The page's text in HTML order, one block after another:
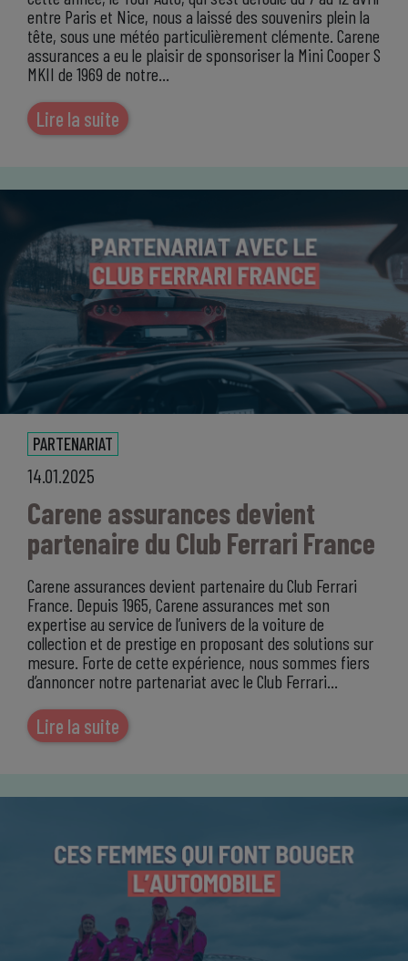
entre Paris et Nice, nous a laissé des souvenirs plein la
tête, sous une météo particulièrement clémente. Carene
assurances a eu le plaisir de sponsoriser la Mini Cooper S
MKII de 1969 de notre…
Lire la suite
PARTENARIAT
14.01.2025
Carene assurances devient
partenaire du Club Ferrari France
Carene assurances devient partenaire du Club Ferrari
France. Depuis 1965, Carene assurances met son
expertise au service de l’univers de la voiture de
collection et de prestige en proposant des solutions sur
mesure. Forte de cette expérience, nous sommes fiers
d’annoncer notre partenariat avec le Club Ferrari…
Lire la suite